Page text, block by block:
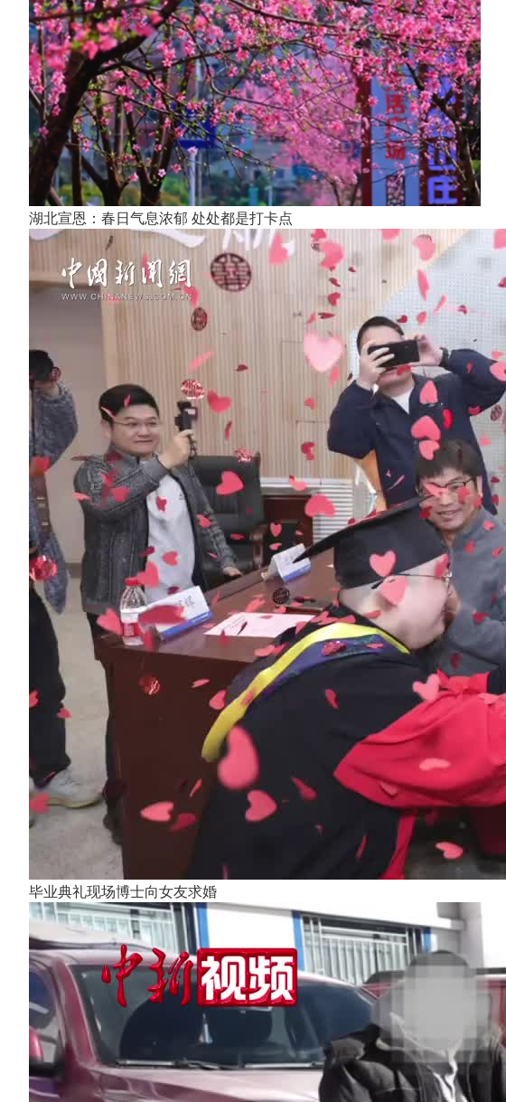
湖北宣恩：春日气息浓郁 处处都是打卡点
毕业典礼现场博士向女友求婚